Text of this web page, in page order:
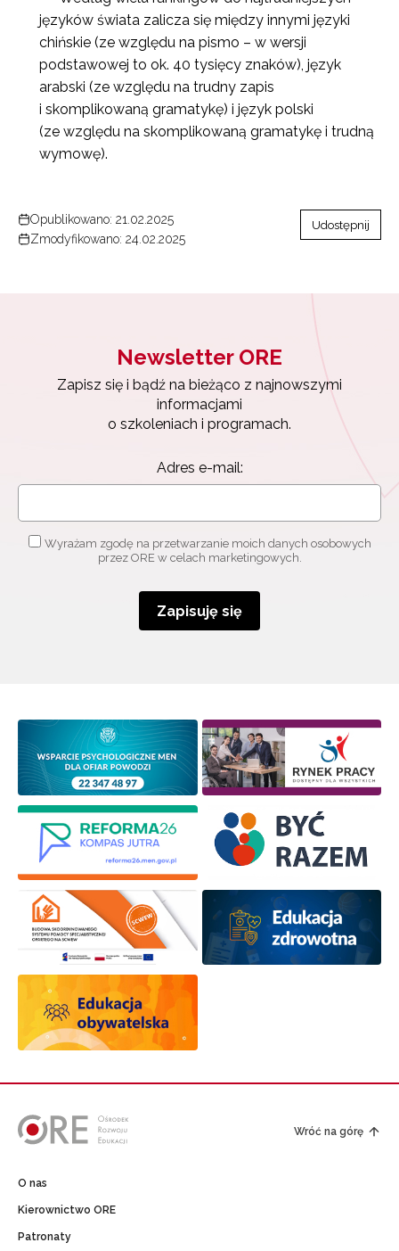
języków świata zalicza się między innymi języki
chińskie (ze względu na pismo – w wersji
podstawowej to ok. 40 tysięcy znaków), język
arabski (ze względu na trudny zapis
i skomplikowaną gramatykę) i język polski
(ze względu na skomplikowaną gramatykę i trudną
wymowę).
Opublikowano: 21.02.2025
Zmodyfikowano: 24.02.2025
Udostępnij
Newsletter ORE
Zapisz się i bądź na bieżąco z najnowszymi
informacjami
o szkoleniach i programach.
Adres e-mail:
Wyrażam zgodę na przetwarzanie moich danych osobowych
przez ORE w celach marketingowych.
Zapisuję się
Wróć na górę
O nas
Kierownictwo ORE
Patronaty
Zapisz się i bądź na bieżąco z najnowszymi
informacjami
o szkoleniach i programach.
Adres e-mail:
Wyrażam zgodę na przetwarzanie moich danych
osobowych przez ORE w celach marketingowych.